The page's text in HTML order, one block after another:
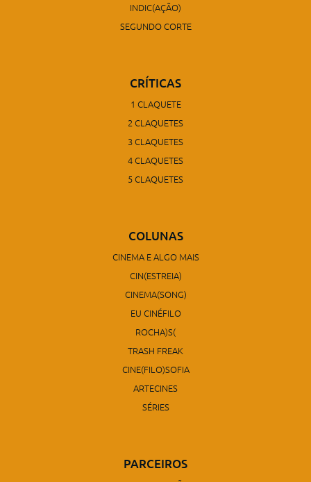
INDIC(AÇÃO)
SEGUNDO CORTE
CRÍTICAS
1 CLAQUETE
2 CLAQUETES
3 CLAQUETES
4 CLAQUETES
5 CLAQUETES
COLUNAS
CINEMA E ALGO MAIS
CIN(ESTREIA)
CINEMA(SONG)
EU CINÉFILO
ROCHA)S(
TRASH FREAK
CINE(FILO)SOFIA
ARTECINES
SÉRIES
PARCEIROS